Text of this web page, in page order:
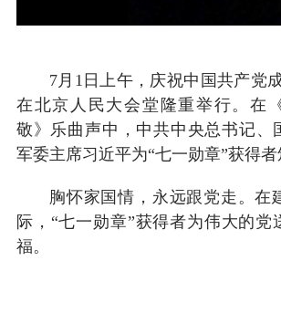
7月1日上午，庆祝中国共产党
在北京人民大会堂隆重举行。在
敬》乐曲声中，中共中央总书记、
军委主席习近平为“七一勋章”获得者
胸怀家国情，永远跟党走。在
际，“七一勋章”获得者为伟大的党
福。